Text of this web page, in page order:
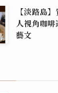
【淡路島
人視角咖
藝文